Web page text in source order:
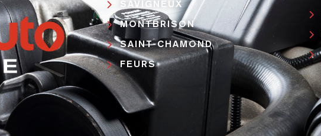
SAVIGNEUX
MONTBRISON
SAINT-CHAMOND
FEURS